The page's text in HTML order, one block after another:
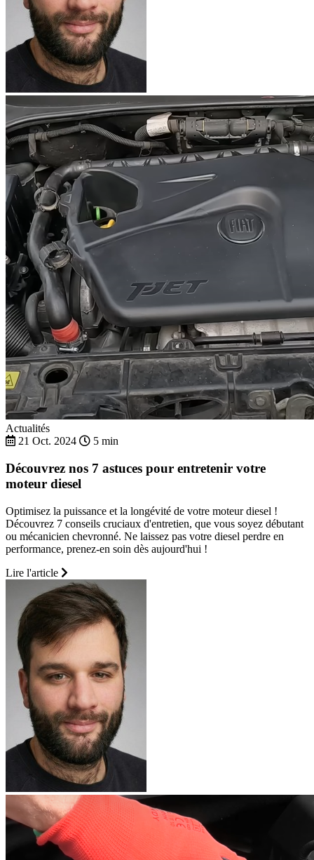
Actualités
21 Oct. 2024
5 min
Découvrez nos 7 astuces pour entretenir votre
moteur diesel
Optimisez la puissance et la longévité de votre moteur diesel !
Découvrez 7 conseils cruciaux d'entretien, que vous soyez débutant
ou mécanicien chevronné. Ne laissez pas votre diesel perdre en
performance, prenez-en soin dès aujourd'hui !
Lire l'article